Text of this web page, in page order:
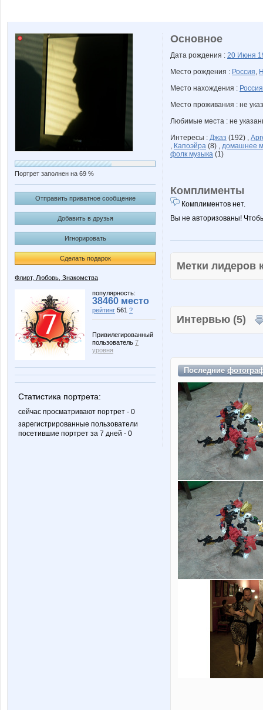
Портрет заполнен на 69 %
Отправить приватное сообщение
Добавить в друзья
Игнорировать
Сделать подарок
Флирт, Любовь, Знакомства
популярность:
38460 место
рейтинг 561 ?
Привилегированный
пользователь 7
уровня
Статистика портрета:
сейчас просматривают портрет - 0
зарегистрированные пользователи
посетившие портрет за 7 дней - 0
Основное
Дата рождения : 20 Июня
Место рождения : Россия,
Место нахождения : Россия
Место проживания : не
Любимые места : не
Интересы : Джаз (192) ,
, Капоэйра (8) , домашнее
фолк музыка (1)
Комплименты
Комплиментов нет.
Вы не авторизованы!
Метки
Интервью (5)
Последние